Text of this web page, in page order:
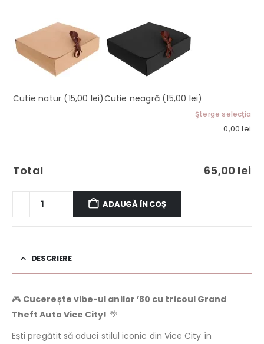
Cutie natur (15,00 lei)Cutie neagră (15,00 lei)
Şterge selecţia
0,00lei
Total 65,00 lei
ADAUGĂ ÎN COȘ
DESCRIERE
🎮 Cucerește vibe-ul anilor ’80 cu tricoul Grand
Theft Auto Vice City! 🌴
Ești pregătit să aduci stilul iconic din Vice City în